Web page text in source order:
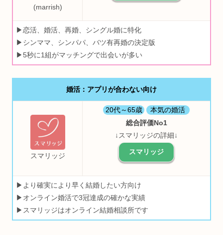
(marrish)
▶恋活、婚活、再婚、シングル婚に特化
▶シンママ、シンパパ、バツ有再婚の決定版
▶5秒に1組がマッチングで出会いが多い
婚活：アプリが合わない向け
スマリッジ
20代～65歳
本気の婚活
総合評価No1
↓スマリッジの詳細↓
スマリッジ
▶より確実により早く結婚したい方向け
▶オンライン婚活で3冠達成の確かな実績
▶スマリッジはオンライン結婚相談所です